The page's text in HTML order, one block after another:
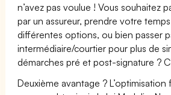
n’avez pas voulue ! Vous souhaitez
par un assureur, prendre votre
différentes options, ou bien passer
intermédiaire/courtier pour plus de
démarches pré et post-signature ?
Deuxième avantage ? L’optimisation